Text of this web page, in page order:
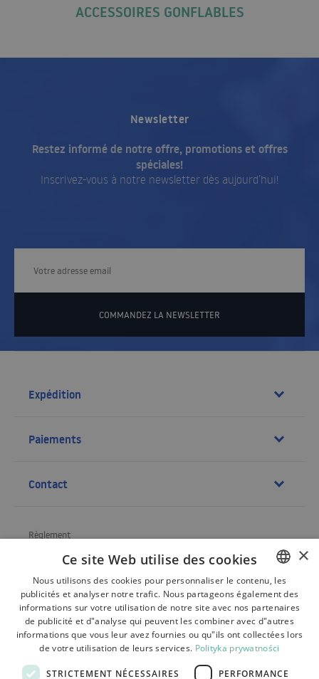
ACCESSOIRES GONFLABLES
Newsletter
Restez informé de notre offre, promotions et offres
spéciales!
Inscrivez-vous à notre newsletter dès aujourd’hui!
COMMANDEZ LA NEWSLETTER
Expédition
Paiements
Contact
Règlement
À propos de la société
Expédition
Renvois, réclamations
Paiements
Contact
POLISH
BULGARIAN
×
Ce site Web utilise des cookies
Nous utilisons des cookies pour personnaliser le contenu, les
publicités et analyser notre trafic. Nous partageons également des
informations sur votre utilisation de notre site avec nos partenaires
de publicité et d"analyse qui peuvent les combiner avec d"autres
informations que vous leur avez fournies ou qu"ils ont collectées lors
de votre utilisation de leurs services. Polityka prywatności
STRICTEMENT NÉCESSAIRES PERFORMANCE